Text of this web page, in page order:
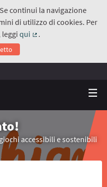
continui la navigazione
di utilizzo di cookies. Per
leggiqui
.
accessibili e sostenibili